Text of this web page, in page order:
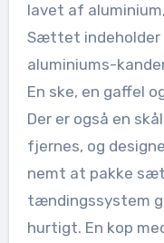
lavet af
Sættet indeholder
aluminiums-
En ske, en gaffel
Der er også en
fjernes, og
nemt at pakke
tændingssystem
hurtigt. En kop